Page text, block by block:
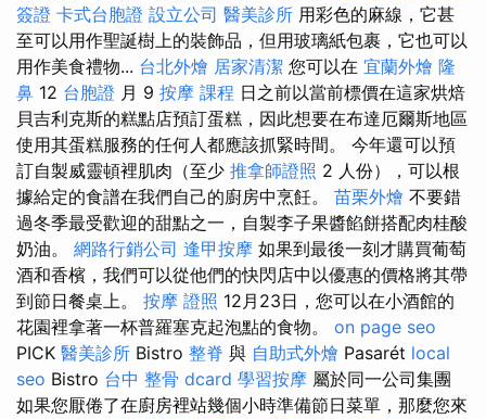
簽證 卡式台胞證 設立公司 醫美診所 用彩色的麻線，它甚
至可以用作聖誕樹上的裝飾品，但用玻璃紙包裹，它也可以
用作美食禮物... 台北外燴 居家清潔 您可以在 宜蘭外燴 隆
鼻 12 台胞證 月 9 按摩 課程 日之前以當前標價在這家烘焙
貝吉利克斯的糕點店預訂蛋糕，因此想要在布達厄爾斯地區
使用其蛋糕服務的任何人都應該抓緊時間。 今年還可以預
訂自製威靈頓裡肌肉（至少 推拿師證照 2 人份），可以根
據給定的食譜在我們自己的廚房中烹飪。 苗栗外燴 不要錯
過冬季最受歡迎的甜點之一，自製李子果醬餡餅搭配肉桂酸
奶油。 網路行銷公司 逢甲按摩 如果到最後一刻才購買葡萄
酒和香檳，我們可以從他們的快閃店中以優惠的價格將其帶
到節日餐桌上。 按摩 證照 12月23日，您可以在小酒館的
花園裡拿著一杯普羅塞克起泡點的食物。 on page seo
PICK 醫美診所 Bistro 整脊 與 自助式外燴 Pasarét local
seo Bistro 台中 整骨 dcard 學習按摩 屬於同一公司集團
如果您厭倦了在廚房裡站幾個小時準備節日菜單，那麼您來